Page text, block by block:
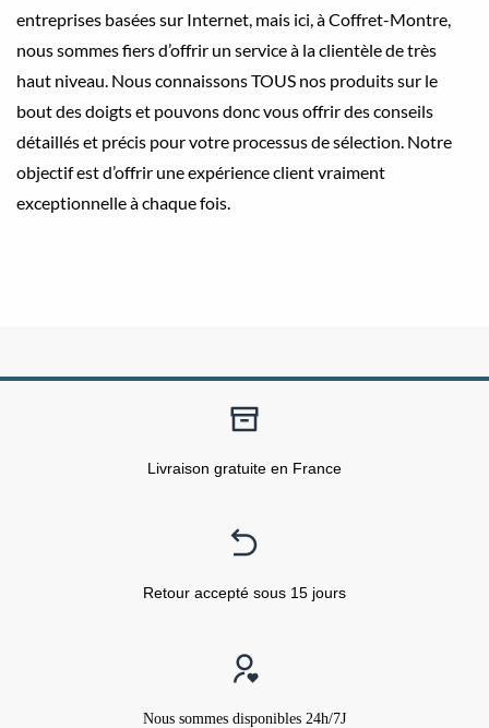
entreprises basées sur Internet, mais ici, à Coffret-Montre,
nous sommes fiers d’offrir un service à la clientèle de très
haut niveau. Nous connaissons TOUS nos produits sur le
bout des doigts et pouvons donc vous offrir des conseils
détaillés et précis pour votre processus de sélection. Notre
objectif est d’offrir une expérience client vraiment
exceptionnelle à chaque fois.
Livraison gratuite en France
Retour accepté sous 15 jours
Nous sommes disponibles 24h/7J